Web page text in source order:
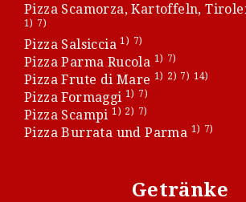
Pizza Scamorza, Kartoffeln,
1) 7)
Pizza Salsiccia 1) 7)
Pizza Parma Rucola 1) 7)
Pizza Frute di Mare 1) 2) 7) 14)
Pizza Formaggi 1) 7)
Pizza Scampi 1) 2) 7)
Pizza Burrata und Parma 1) 7)
Getränke